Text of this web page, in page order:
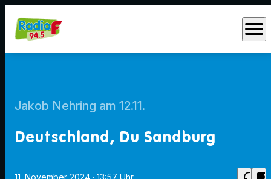
menu
Jakob Nehring am 12.11.
Deutschland, Du Sandburg